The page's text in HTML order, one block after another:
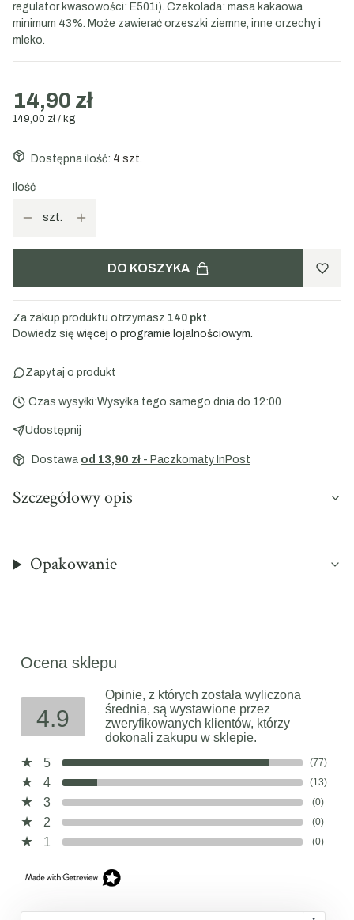
regulator kwasowości: E501i). Czekolada: masa kakaowa
minimum 43%. Może zawierać orzeszki ziemne, inne orzechy i
mleko.
14,90 zł
149,00 zł / kg
Dostępna ilość: 4 szt.
Ilość
szt.
DO KOSZYKA
Za zakup produktu otrzymasz 140 pkt.
Dowiedz się więcej o programie lojalnościowym.
Zapytaj o produkt
Czas wysyłki:Wysyłka tego samego dnia do 12:00
Udostępnij
Dostawa od 13,90 zł - Paczkomaty InPost
Szczegółowy opis
Opakowanie
Ocena sklepu
4.9
Opinie, z których została wyliczona
średnia, są wystawione przez
zweryfikowanych klientów, którzy
dokonali zakupu w sklepie.
5
(77)
4 (13)
3 (0)
2 (0)
1 (0)